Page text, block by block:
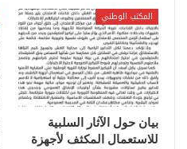
المكتب الوطني
بيان حول الآثار السلبية
للاستعمال المكثف لأجهزة